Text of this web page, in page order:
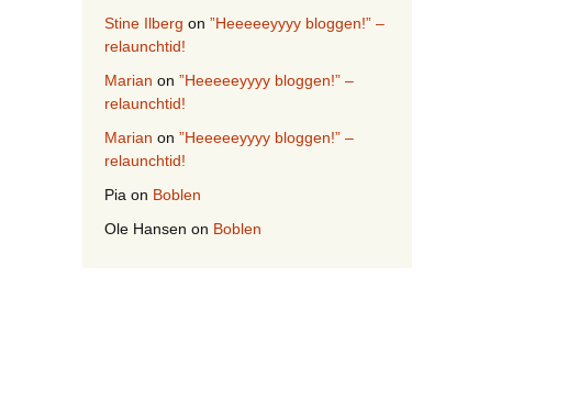
Stine Ilberg on ”Heeeeeyyyy bloggen!” –
relaunchtid!
Marian on ”Heeeeeyyyy bloggen!” –
relaunchtid!
Marian on ”Heeeeeyyyy bloggen!” –
relaunchtid!
Pia on Boblen
Ole Hansen on Boblen